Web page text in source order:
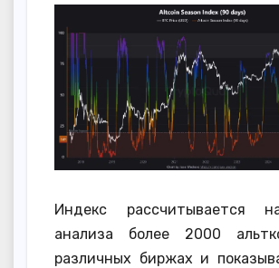
Индекс рассчитывается
анализа более 2000
различных биржах и